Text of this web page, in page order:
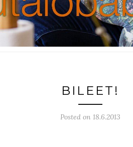
BILEET!
Posted on 18.6.2013